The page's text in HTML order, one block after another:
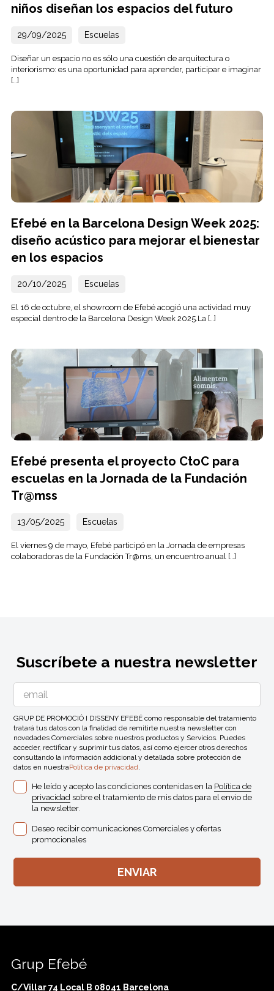
niños diseñan los espacios del futuro
29/09/2025 Escuelas
Diseñar un espacio no es sólo una cuestión de arquitectura o
interiorismo: es una oportunidad para aprender, participar e imaginar
[…]
Efebé en la Barcelona Design Week 2025:
diseño acústico para mejorar el bienestar
en los espacios
20/10/2025 Escuelas
El 16 de octubre, el showroom de Efebé acogió una actividad muy
especial dentro de la Barcelona Design Week 2025.La […]
Efebé presenta el proyecto CtoC para
escuelas en la Jornada de la Fundación
Tr@mss
13/05/2025 Escuelas
El viernes 9 de mayo, Efebé participó en la Jornada de empresas
colaboradoras de la Fundación Tr@ms, un encuentro anual […]
Suscríbete a nuestra newsletter
GRUP DE PROMOCIÓ I DISSENY EFEBÉ como responsable del tratamiento
tratará tus datos con la finalidad de remitirte nuestra newsletter con
novedades Comerciales sobre nuestros productos y Servicios. Puedes
acceder, rectificar y suprimir tus datos, así como ejercer otros derechos
consultando la información addicional y detallada sobre protección de
datos en nuestraPolítica de privacidad.
He leído y acepto las condiciones contenidas en la Política de
privacidad sobre el tratamiento de mis datos para el envio de
la newsletter.
Deseo recibir comunicaciones Comerciales y ofertas
promocionales
Grup Efebé
C/Villar 74 Local B 08041 Barcelona